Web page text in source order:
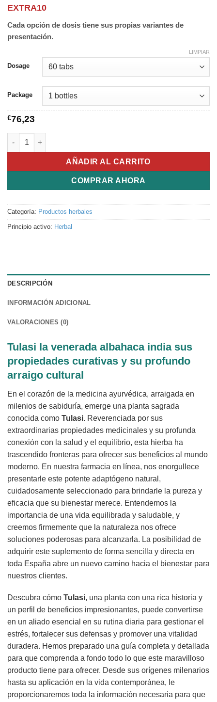
EXTRA10
Cada opción de dosis tiene sus propias variantes de
presentación.
Dosage
Package
LIMPIAR
€76,23
Tulasi cantidad
AÑADIR AL CARRITO
COMPRAR AHORA
Categoría: Productos herbales
Principio activo: Herbal
DESCRIPCIÓN
INFORMACIÓN ADICIONAL
VALORACIONES (0)
Tulasi la venerada albahaca india sus
propiedades curativas y su profundo
arraigo cultural
En el corazón de la medicina ayurvédica, arraigada en
milenios de sabiduría, emerge una planta sagrada
conocida como Tulasi. Reverenciada por sus
extraordinarias propiedades medicinales y su profunda
conexión con la salud y el equilibrio, esta hierba ha
trascendido fronteras para ofrecer sus beneficios al mundo
moderno. En nuestra farmacia en línea, nos enorgullece
presentarle este potente adaptógeno natural,
cuidadosamente seleccionado para brindarle la pureza y
eficacia que su bienestar merece. Entendemos la
importancia de una vida equilibrada y saludable, y
creemos firmemente que la naturaleza nos ofrece
soluciones poderosas para alcanzarla. La posibilidad de
adquirir este suplemento de forma sencilla y directa en
toda España abre un nuevo camino hacia el bienestar para
nuestros clientes.
Descubra cómo Tulasi, una planta con una rica historia y
un perfil de beneficios impresionantes, puede convertirse
en un aliado esencial en su rutina diaria para gestionar el
estrés, fortalecer sus defensas y promover una vitalidad
duradera. Hemos preparado una guía completa y detallada
para que comprenda a fondo todo lo que este maravilloso
producto tiene para ofrecer. Desde sus orígenes milenarios
hasta su aplicación en la vida contemporánea, le
proporcionaremos toda la información necesaria para que